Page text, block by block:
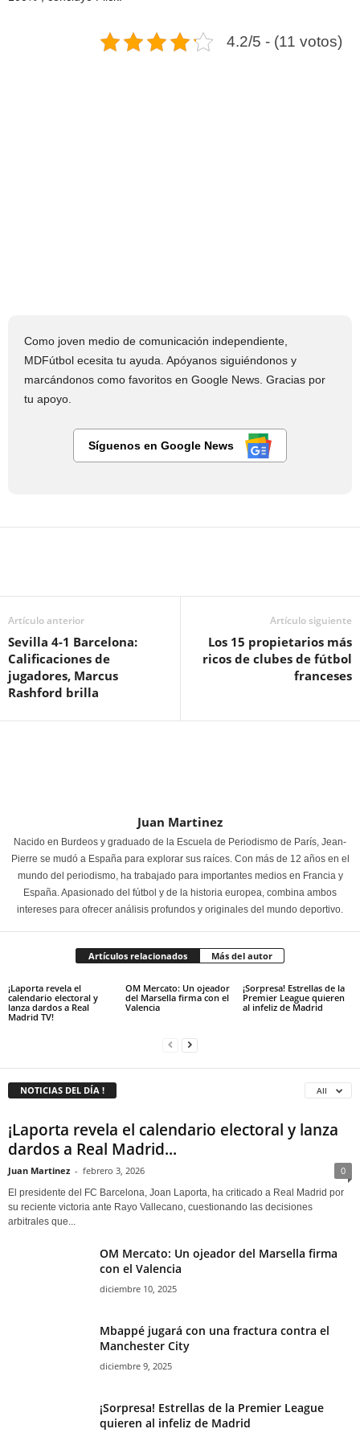
4.2/5 - (11 votos)
Como joven medio de comunicación independiente,
MDFútbol ecesita tu ayuda. Apóyanos siguiéndonos y
marcándonos como favoritos en Google News. Gracias por
tu apoyo.
Síguenos en Google News
Artículo anterior
Sevilla 4-1 Barcelona:
Calificaciones de
jugadores, Marcus
Rashford brilla
Artículo siguiente
Los 15 propietarios más
ricos de clubes de fútbol
franceses
Juan Martinez
Nacido en Burdeos y graduado de la Escuela de Periodismo de París, Jean-
Pierre se mudó a España para explorar sus raíces. Con más de 12 años en el
mundo del periodismo, ha trabajado para importantes medios en Francia y
España. Apasionado del fútbol y de la historia europea, combina ambos
intereses para ofrecer análisis profundos y originales del mundo deportivo.
Artículos relacionados Más del autor
¡Laporta revela el
calendario electoral y
lanza dardos a Real
Madrid TV!
OM Mercato: Un ojeador
del Marsella firma con el
Valencia
¡Sorpresa! Estrellas de la
Premier League quieren
al infeliz de Madrid
NOTICIAS DEL DÍA ! All
¡Laporta revela el calendario electoral y lanza
dardos a Real Madrid...
Juan Martinez - febrero 3, 2026 0
El presidente del FC Barcelona, Joan Laporta, ha criticado a Real Madrid por
su reciente victoria ante Rayo Vallecano, cuestionando las decisiones
arbitrales que...
OM Mercato: Un ojeador del Marsella firma
con el Valencia
diciembre 10, 2025
Mbappé jugará con una fractura contra el
Manchester City
diciembre 9, 2025
¡Sorpresa! Estrellas de la Premier League
quieren al infeliz de Madrid